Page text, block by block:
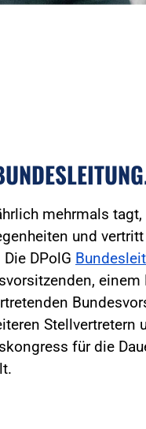
mehrmals
und
DPolG
einem
Stellvertretern
für die